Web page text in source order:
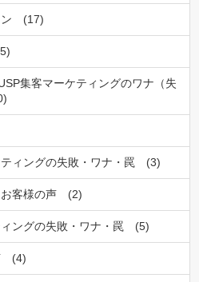
(17)
集客マーケティングのワナ（失
ィングの失敗・ワナ・罠 (3)
客様の声 (2)
ングの失敗・ワナ・罠 (5)
(4)